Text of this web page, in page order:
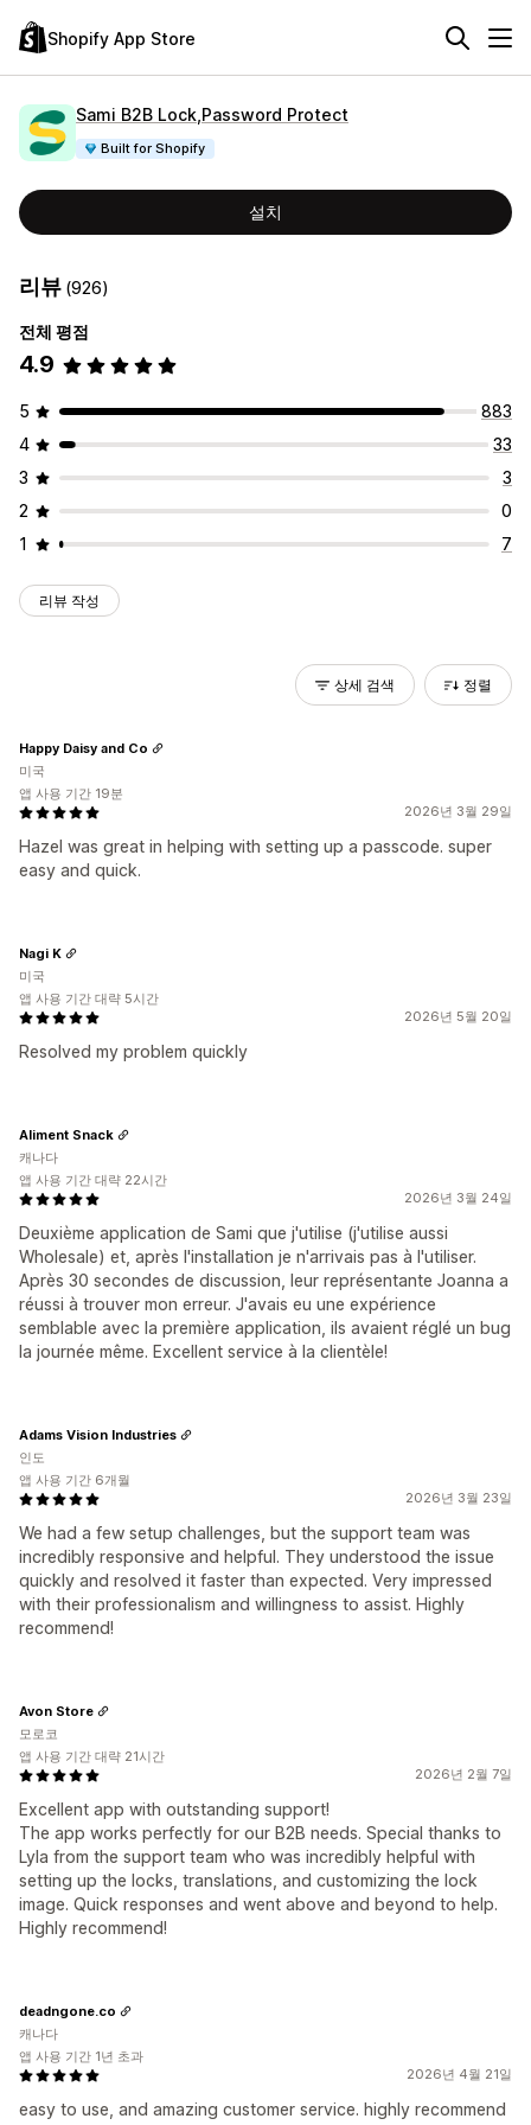
Shopify App Store
Sami B2B Lock,Password Protect
Built for Shopify
설치
리뷰 (926)
전체 평점
4.9
5
883
4
33
3
3
2
0
1
7
리뷰 작성
상세 검색 정렬
2026년 3월 29일
Hazel was great in helping with setting up a passcode. super
easy and quick.
Happy Daisy and Co
미국
앱 사용 기간 19분
2026년 5월 20일
Resolved my problem quickly
Nagi K
미국
앱 사용 기간 대략 5시간
2026년 3월 24일
Deuxième application de Sami que j'utilise (j'utilise aussi
Wholesale) et, après l'installation je n'arrivais pas à l'utiliser.
Après 30 secondes de discussion, leur représentante Joanna a
réussi à trouver mon erreur. J'avais eu une expérience
semblable avec la première application, ils avaient réglé un bug
la journée même. Excellent service à la clientèle!
Aliment Snack
캐나다
앱 사용 기간 대략 22시간
2026년 3월 23일
We had a few setup challenges, but the support team was
incredibly responsive and helpful. They understood the issue
quickly and resolved it faster than expected. Very impressed
with their professionalism and willingness to assist. Highly
recommend!
Adams Vision Industries
인도
앱 사용 기간 6개월
2026년 2월 7일
Excellent app with outstanding support!
The app works perfectly for our B2B needs. Special thanks to
Lyla from the support team who was incredibly helpful with
setting up the locks, translations, and customizing the lock
image. Quick responses and went above and beyond to help.
Highly recommend!
Avon Store
모로코
앱 사용 기간 대략 21시간
2026년 4월 21일
easy to use, and amazing customer service. highly recommend
deadngone.co
캐나다
앱 사용 기간 1년 초과